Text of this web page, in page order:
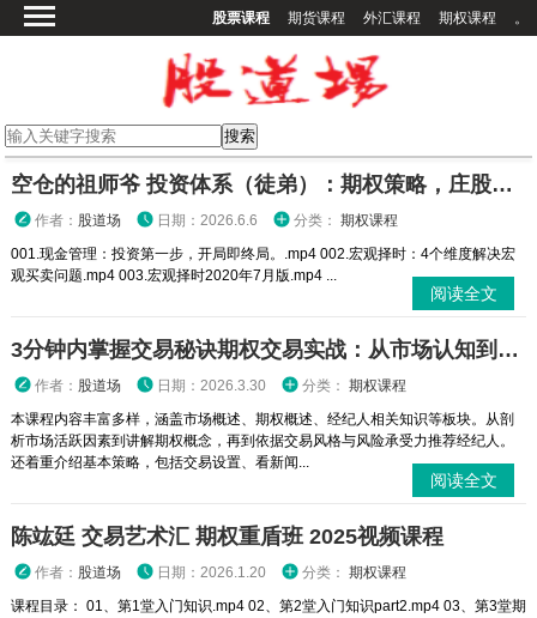
股票课程 期货课程 外汇课程 期权课程 。
期货课程
期权课程
外汇课程
高校课程
空仓的祖师爷 投资体系（徒弟）：期权策略，庄股策略
作者： 股道场 日期：2026.6.6 分类： 期权课程
001.现金管理：投资第一步，开局即终局。.mp4 002.宏观择时：4个维度解决宏
观买卖问题.mp4 003.宏观择时2020年7月版.mp4 ...
阅读全文
3分钟内掌握交易秘诀期权交易实战：从市场认知到策略执行全攻略
作者： 股道场 日期：2026.3.30 分类： 期权课程
本课程内容丰富多样，涵盖市场概述、期权概述、经纪人相关知识等板块。从剖
析市场活跃因素到讲解期权概念，再到依据交易风格与风险承受力推荐经纪人。
还着重介绍基本策略，包括交易设置、看新闻...
阅读全文
陈竑廷 交易艺术汇 期权重盾班 2025视频课程
作者： 股道场 日期：2026.1.20 分类： 期权课程
课程目录： 01、第1堂入门知识.mp4 02、第2堂入门知识part2.mp4 03、第3堂期